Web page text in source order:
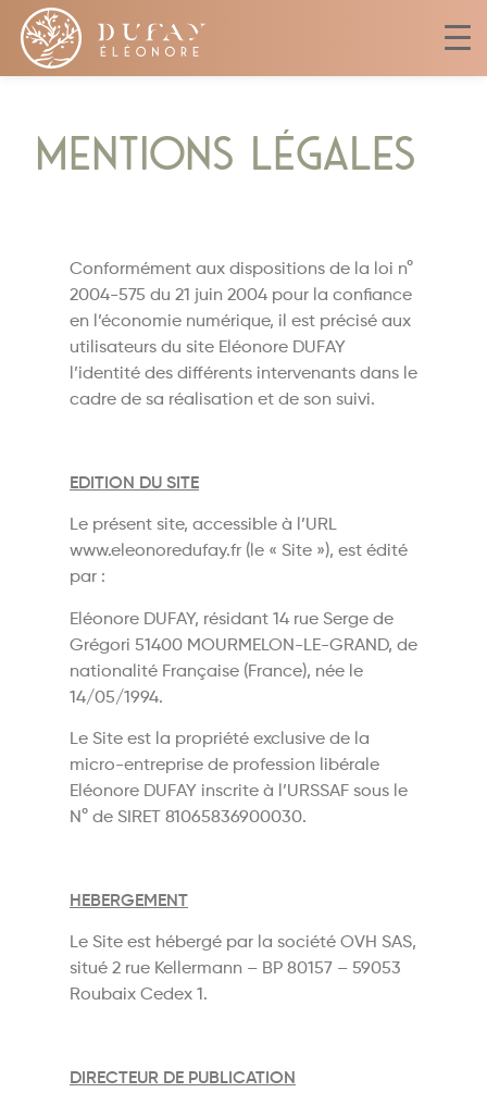
Mentions légales
Conformément aux dispositions de la loi n°
2004-575 du 21 juin 2004 pour la confiance
en l’économie numérique, il est précisé aux
utilisateurs du site Eléonore DUFAY
l’identité des différents intervenants dans le
cadre de sa réalisation et de son suivi.
EDITION DU SITE
Le présent site, accessible à l’URL
www.eleonoredufay.fr (le « Site »), est édité
par :
Eléonore DUFAY, résidant 14 rue Serge de
Grégori 51400 MOURMELON-LE-GRAND, de
nationalité Française (France), née le
14/05/1994.
Le Site est la propriété exclusive de la
micro-entreprise de profession libérale
Eléonore DUFAY inscrite à l’URSSAF sous le
N° de SIRET 81065836900030.
HEBERGEMENT
Le Site est hébergé par la société OVH SAS,
situé 2 rue Kellermann – BP 80157 – 59053
Roubaix Cedex 1.
DIRECTEUR DE PUBLICATION